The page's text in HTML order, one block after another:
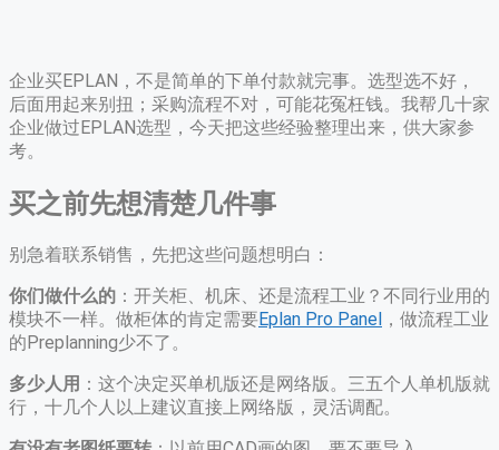
企业买EPLAN，不是简单的下单付款就完事。选型选不好，
后面用起来别扭；采购流程不对，可能花冤枉钱。我帮几十家
企业做过EPLAN选型，今天把这些经验整理出来，供大家参
考。
买之前先想清楚几件事
别急着联系销售，先把这些问题想明白：
你们做什么的 ：开关柜、机床、还是流程工业？不同行业用的
模块不一样。做柜体的肯定需要Eplan Pro Panel ，做流程工业
的Preplanning少不了。
多少人用 ：这个决定买单机版还是网络版。三五个人单机版就
行，十几个人以上建议直接上网络版，灵活调配。